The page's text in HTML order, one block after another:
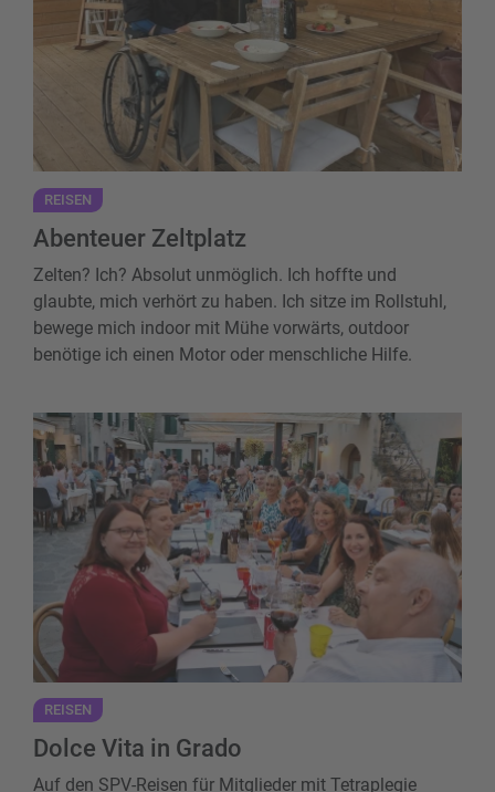
REISEN
Abenteuer Zeltplatz
Zelten? Ich? Absolut unmöglich. Ich hoffte und
glaubte, mich verhört zu haben. Ich sitze im Rollstuhl,
bewege mich indoor mit Mühe vorwärts, outdoor
benötige ich einen Motor oder menschliche Hilfe.
Dolce Vita in Grado
REISEN
Dolce Vita in Grado
Auf den SPV-Reisen für Mitglieder mit Tetraplegie